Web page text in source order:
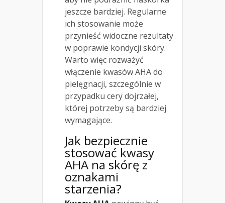
jeszcze bardziej. Regularne
ich stosowanie może
przynieść widoczne rezultaty
w poprawie kondycji skóry.
Warto więc rozważyć
włączenie kwasów AHA do
pielęgnacji, szczególnie w
przypadku cery dojrzałej,
której potrzeby są bardziej
wymagające.
Jak bezpiecznie
stosować kwasy
AHA na skórę z
oznakami
starzenia?